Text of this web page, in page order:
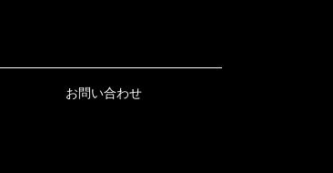
お問い合わせ